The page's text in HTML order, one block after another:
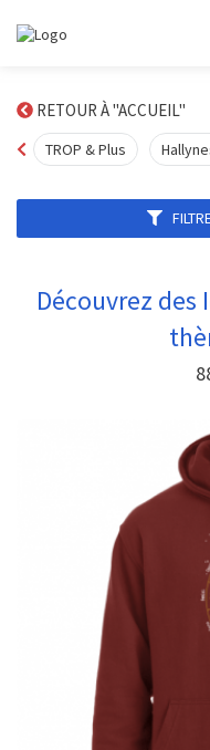
RETOUR À "ACCUEIL"
TROP & Plus
Découvrez des